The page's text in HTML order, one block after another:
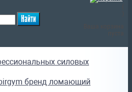
силовых
бренд ломающий